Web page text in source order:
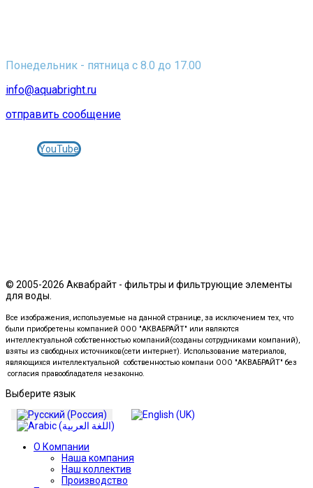
Понедельник - пятница с 8.0 до 17.00
info@aquabright.ru
отправить сообщение
YouTube
© 2005-2026 Аквабрайт - фильтры и фильтрующие элементы
для воды.
Все изображения, используемые на данной странице, за исключением тех, что
были приобретены компанией ООО "АКВАБРАЙТ" или являются
интеллектуальной собственностью компаний(созданы сотрудниками компаний),
взяты из свободных источников(сети интернет). Использование материалов,
являющихся интеллектуальной собственностью компани ООО "АКВАБРАЙТ" без
согласия правообладателя незаконно.
Выберите язык
О Компании
Наша компания
Наш коллектив
Производство